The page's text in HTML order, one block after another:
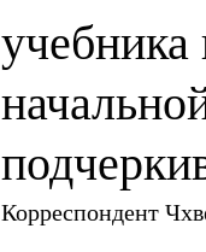
Корреспондент